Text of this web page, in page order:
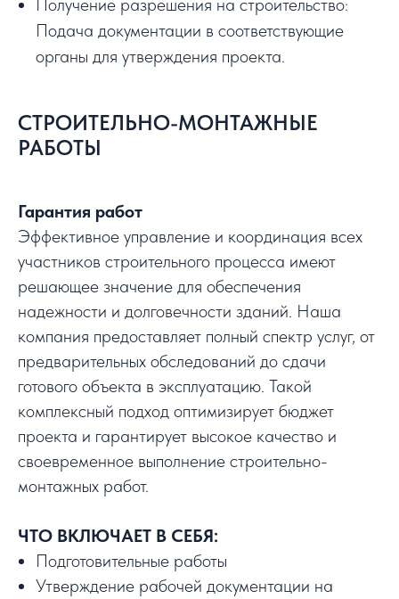
Получение разрешения на строительство:
Подача документации в соответствующие
органы для утверждения проекта.
СТРОИТЕЛЬНО-МОНТАЖНЫЕ
РАБОТЫ
Гарантия работ
Эффективное управление и координация всех
участников строительного процесса имеют
решающее значение для обеспечения
надежности и долговечности зданий. Наша
компания предоставляет полный спектр услуг, от
предварительных обследований до сдачи
готового объекта в эксплуатацию. Такой
комплексный подход оптимизирует бюджет
проекта и гарантирует высокое качество и
своевременное выполнение строительно-
монтажных работ.
ЧТО ВКЛЮЧАЕТ В СЕБЯ:
Подготовительные работы
Утверждение рабочей документации на